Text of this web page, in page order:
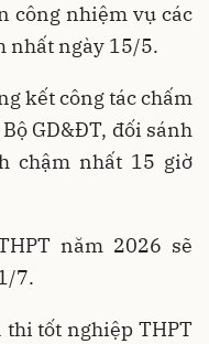
công nhiệm vụ các
nhất ngày 15/5.
kết công tác chấm
GD&ĐT, đối sánh
chậm nhất 15 giờ
năm 2026 sẽ
7.
tốt nghiệp THPT